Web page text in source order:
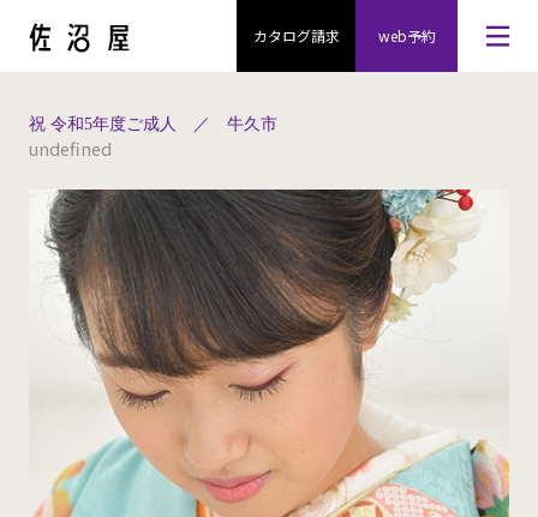
カタログ請求 web予約
祝 令和5年度ご成人 ／ 牛久市
undefined